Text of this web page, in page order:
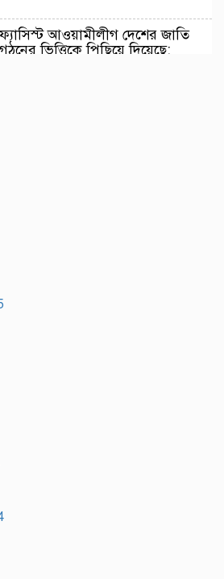
ফ্যাসিস্ট আওয়ামীলীগ দেশের জাতি
গঠনের ভিত্তিকে পিছিয়ে দিয়েছে:
লামকাইন জামে মসজিদ, মুন্সি ছাবির